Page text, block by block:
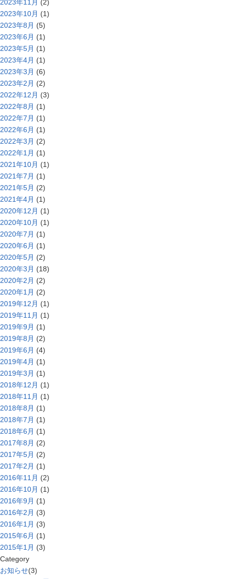
2023年11月 (2)
2023年10月 (1)
2023年8月 (5)
2023年6月 (1)
2023年5月 (1)
2023年4月 (1)
2023年3月 (6)
2023年2月 (2)
2022年12月 (3)
2022年8月 (1)
2022年7月 (1)
2022年6月 (1)
2022年3月 (2)
2022年1月 (1)
2021年10月 (1)
2021年7月 (1)
2021年5月 (2)
2021年4月 (1)
2020年12月 (1)
2020年10月 (1)
2020年7月 (1)
2020年6月 (1)
2020年5月 (2)
2020年3月 (18)
2020年2月 (2)
2020年1月 (2)
2019年12月 (1)
2019年11月 (1)
2019年9月 (1)
2019年8月 (2)
2019年6月 (4)
2019年4月 (1)
2019年3月 (1)
2018年12月 (1)
2018年11月 (1)
2018年8月 (1)
2018年7月 (1)
2018年6月 (1)
2017年8月 (2)
2017年5月 (2)
2017年2月 (1)
2016年11月 (2)
2016年10月 (1)
2016年9月 (1)
2016年2月 (3)
2016年1月 (3)
2015年6月 (1)
2015年1月 (3)
Category
お知らせ(3)